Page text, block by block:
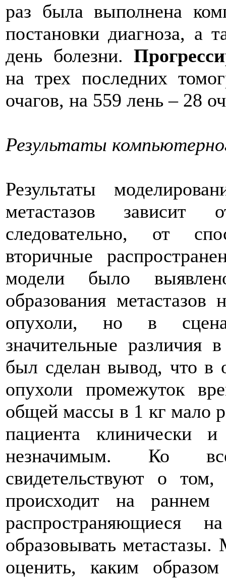
раз была выполнена
постановки диагноза, а
день болезни.
на трех последних
очагов, на 559 лень – 28
Результаты
Результаты
метастазов
следовательно, от
вторичные
модели было
образования
опухоли, но в
значительные различия
был сделан вывод, что в
опухоли промежуток
общей массы в 1 кг мало
пациента клинически
незначимым. Ко
свидетельствуют о том,
происходит на раннем
распространяющиеся
образовывать метастазы.
оценить, каким